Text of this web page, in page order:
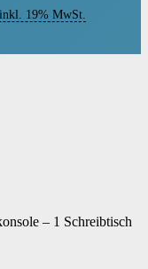
19% MwSt.
– 1 Schreibtisch